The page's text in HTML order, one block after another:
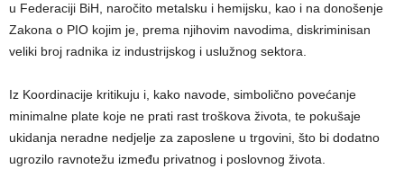
u Federaciji BiH, naročito metalsku i hemijsku, kao i na donošenje
Zakona o PIO kojim je, prema njihovim navodima, diskriminisan
veliki broj radnika iz industrijskog i uslužnog sektora.
Iz Koordinacije kritikuju i, kako navode, simbolično povećanje
minimalne plate koje ne prati rast troškova života, te pokušaje
ukidanja neradne nedjelje za zaposlene u trgovini, što bi dodatno
ugrozilo ravnotežu između privatnog i poslovnog života.